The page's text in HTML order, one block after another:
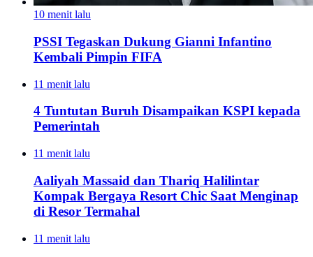
10 menit lalu
PSSI Tegaskan Dukung Gianni Infantino
Kembali Pimpin FIFA
11 menit lalu
4 Tuntutan Buruh Disampaikan KSPI kepada
Pemerintah
11 menit lalu
Aaliyah Massaid dan Thariq Halilintar
Kompak Bergaya Resort Chic Saat Menginap
di Resor Termahal
11 menit lalu